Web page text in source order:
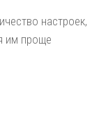
настроек,
им проще